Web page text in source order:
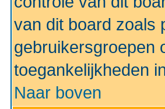
van dit board zoals
gebruikersgroepen
toegankelijkheden
Naar boven